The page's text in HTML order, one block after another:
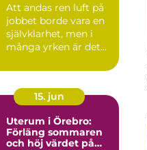
Att andas ren luft på
jobbet borde vara en
självklarhet, men i
många yrken är det
15. jun
Uterum i Örebro:
Förläng sommaren
och höj värdet på